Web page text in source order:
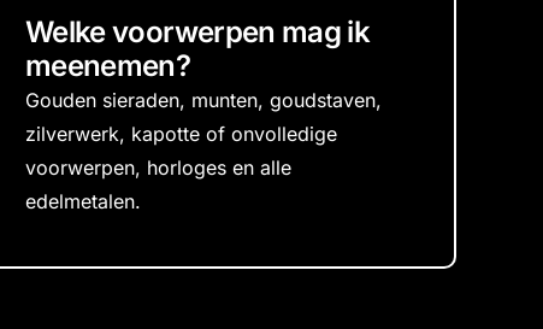
Welke voorwerpen mag ik
meenemen?
Gouden sieraden, munten, goudstaven,
zilverwerk, kapotte of onvolledige
voorwerpen, horloges en alle
edelmetalen.